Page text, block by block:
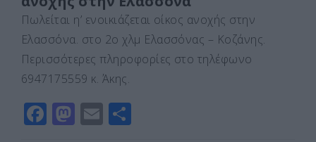
Πωλείται η’ ενοικιάζεται οίκος ανοχής στην
Ελασσόνα. στο 2ο χλμ Ελασσόνας – Κοζάνης.
Περισσότερες πληροφορίες στο τηλέφωνο
6947175559 κ. Άκης.
F M E